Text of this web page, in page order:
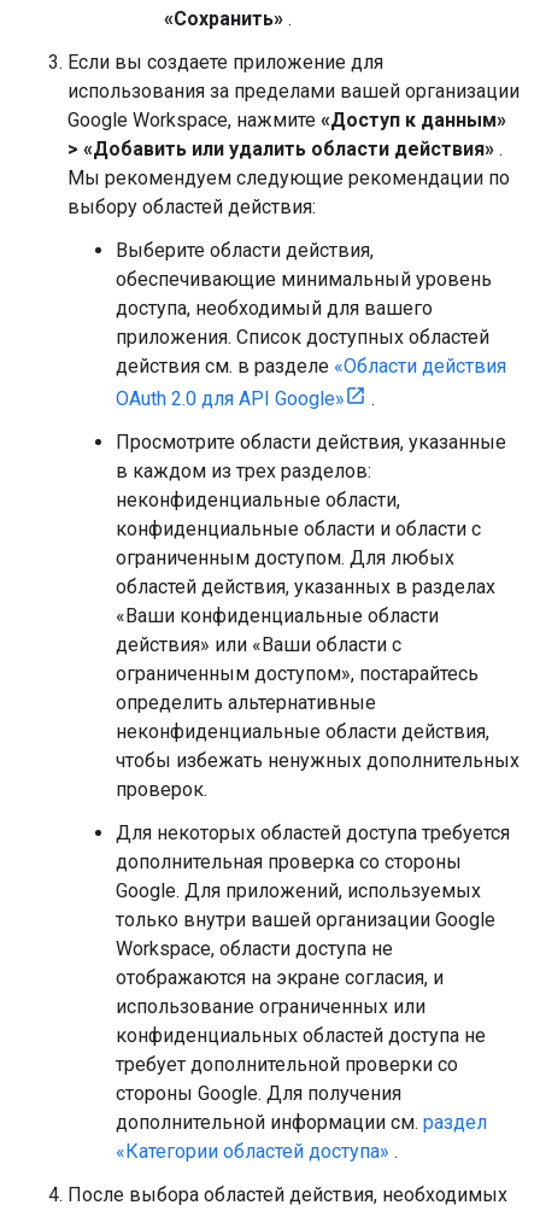
«Сохранить» .
Если вы создаете приложение для
использования за пределами вашей организации
Google Workspace, нажмите «Доступ к данным»
> «Добавить или удалить области действия» .
Мы рекомендуем следующие рекомендации по
выбору областей действия:
Выберите области действия,
обеспечивающие минимальный уровень
доступа, необходимый для вашего
приложения. Список доступных областей
действия см. в разделе «Области действия
OAuth 2.0 для API Google»
.
Просмотрите области действия, указанные
в каждом из трех разделов:
неконфиденциальные области,
конфиденциальные области и области с
ограниченным доступом. Для любых
областей действия, указанных в разделах
«Ваши конфиденциальные области
действия» или «Ваши области с
ограниченным доступом», постарайтесь
определить альтернативные
неконфиденциальные области действия,
чтобы избежать ненужных дополнительных
проверок.
Для некоторых областей доступа требуется
дополнительная проверка со стороны
Google. Для приложений, используемых
только внутри вашей организации Google
Workspace, области доступа не
отображаются на экране согласия, и
использование ограниченных или
конфиденциальных областей доступа не
требует дополнительной проверки со
стороны Google. Для получения
дополнительной информации см. раздел
«Категории областей доступа» .
После выбора областей действия, необходимых